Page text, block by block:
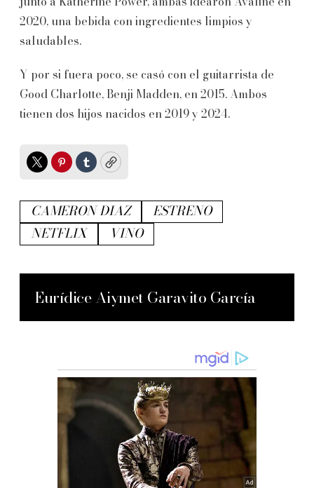
2020, una bebida con ingredientes limpios y
saludables.
Y por si fuera poco, se casó con el guitarrista de
Good Charlotte, Benji Madden, en 2015. Ambos
tienen dos hijos nacidos en 2019 y 2024.
TwitterPinterest
TumblrCopy
CAMERON DIAZ
ESTRENO
NETFLIX
VINO
Eurídice Aiymet Garavito García